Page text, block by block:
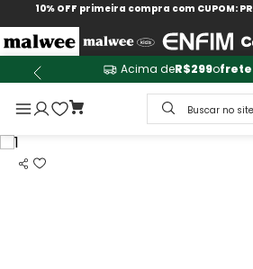
10% OFF primeira compra com CUPOM:
Acima deR$299ofrete
Buscar no site